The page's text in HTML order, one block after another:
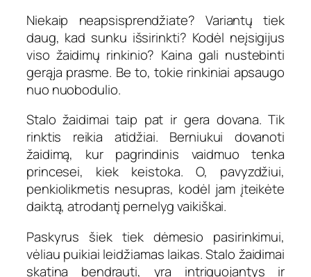
Niekaip neapsisprendžiate? Variantų tiek
daug, kad sunku išsirinkti? Kodėl neįsigijus
viso žaidimų rinkinio? Kaina gali nustebinti
gerąja prasme. Be to, tokie rinkiniai apsaugo
nuo nuobodulio.
Stalo žaidimai taip pat ir gera dovana. Tik
rinktis reikia atidžiai. Berniukui dovanoti
žaidimą, kur pagrindinis vaidmuo tenka
princesei, kiek keistoka. O, pavyzdžiui,
penkiolikmetis nesupras, kodėl jam įteikėte
daiktą, atrodantį pernelyg vaikiškai.
Paskyrus šiek tiek dėmesio pasirinkimui,
vėliau puikiai leidžiamas laikas. Stalo žaidimai
skatina bendrauti, yra intriguojantys ir